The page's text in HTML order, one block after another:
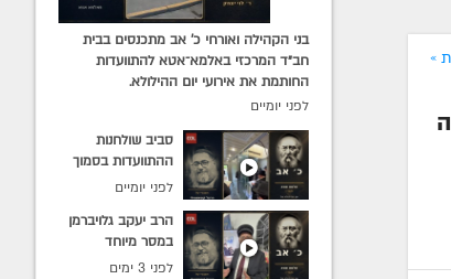
»
בני הקהילה ואורחי כ׳ אב מתכנסים בבית
חב״ד המרכזי באלמא־אטא להתוועדות
החותמת את אירועי יום ההילולא.
לפני יומיים
סביב שולחנות
ההתוועדות בסמוך
לציון בעל ההילולא:
מתוועד עם מקורבים
ותמימים מישיבות
חב״ד בארץ וברחבי
לפני יומיים
הרב יעקב גלויברמן
במסר מיוחד
מאלמא־אטא, בסמוך
לפני 3 ימים